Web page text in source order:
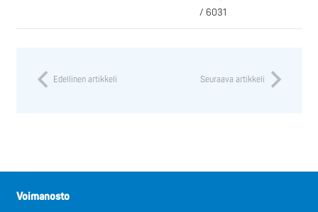
/ 6031
Edellinen artikkeli Seuraava artikkeli
Voimanosto